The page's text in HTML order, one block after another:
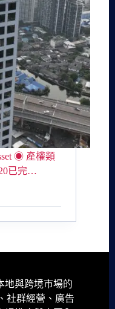
◉ 產權類
已完…
地與跨境市場的
社群經營、廣告